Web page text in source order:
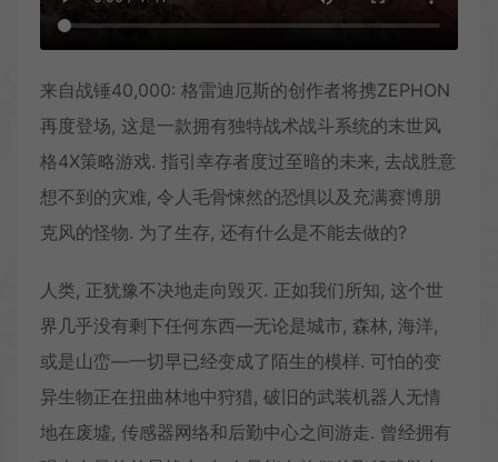
来自战锤40,000: 格雷迪厄斯的创作者将携ZEPHON
再度登场, 这是一款拥有独特战术战斗系统的末世风
格4X策略游戏. 指引幸存者度过至暗的未来, 去战胜意
想不到的灾难, 令人毛骨悚然的恐惧以及充满赛博朋
克风的怪物. 为了生存, 还有什么是不能去做的?
人类, 正犹豫不决地走向毁灭. 正如我们所知, 这个世
界几乎没有剩下任何东西—无论是城市, 森林, 海洋,
或是山峦—一切早已经变成了陌生的模样. 可怕的变
异生物正在扭曲林地中狩猎, 破旧的武装机器人无情
地在废墟, 传感器网络和后勤中心之间游走. 曾经拥有